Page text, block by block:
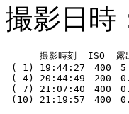
撮影日時
撮影時刻  ISO  露
( 1) 19:44:27　400　
( 4) 20:44:49　200　
( 7) 21:07:40　400　